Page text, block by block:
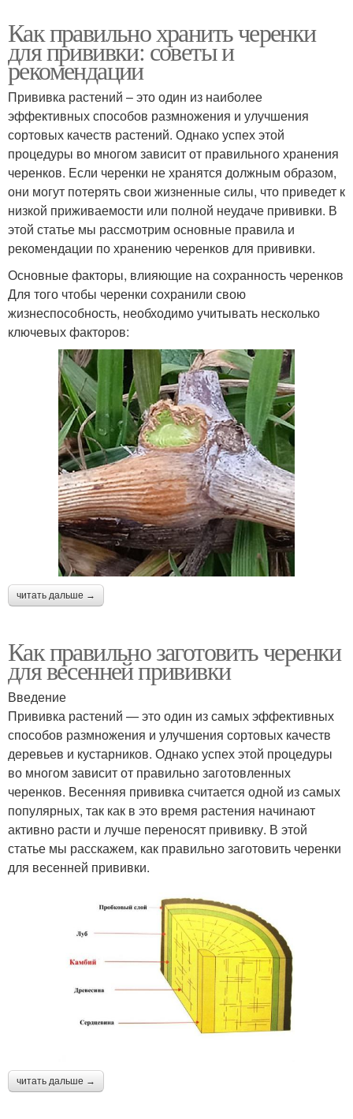
Как правильно хранить черенки
для прививки: советы и
рекомендации
Прививка растений – это один из наиболее
эффективных способов размножения и улучшения
сортовых качеств растений. Однако успех этой
процедуры во многом зависит от правильного хранения
черенков. Если черенки не хранятся должным образом,
они могут потерять свои жизненные силы, что приведет к
низкой приживаемости или полной неудаче прививки. В
этой статье мы рассмотрим основные правила и
рекомендации по хранению черенков для прививки.
Основные факторы, влияющие на сохранность черенков
Для того чтобы черенки сохранили свою
жизнеспособность, необходимо учитывать несколько
ключевых факторов:
читать дальше →
Как правильно заготовить черенки
для весенней прививки
Введение
Прививка растений — это один из самых эффективных
способов размножения и улучшения сортовых качеств
деревьев и кустарников. Однако успех этой процедуры
во многом зависит от правильно заготовленных
черенков. Весенняя прививка считается одной из самых
популярных, так как в это время растения начинают
активно расти и лучше переносят прививку. В этой
статье мы расскажем, как правильно заготовить черенки
для весенней прививки.
читать дальше →